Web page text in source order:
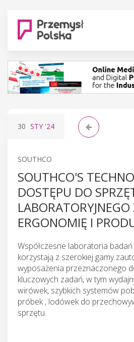
30 STY '24
SOUTHCO
SOUTHCO'S
DOSTĘPU DO
ERGONOMIĘ I
Współczesne laboratoria badań
korzystają z szerokiej gamy
wyposażenia przeznaczonego
kluczowych zadań, w tym
wirówek, szybkich systemów
próbek , lodówek do
sprzętu.